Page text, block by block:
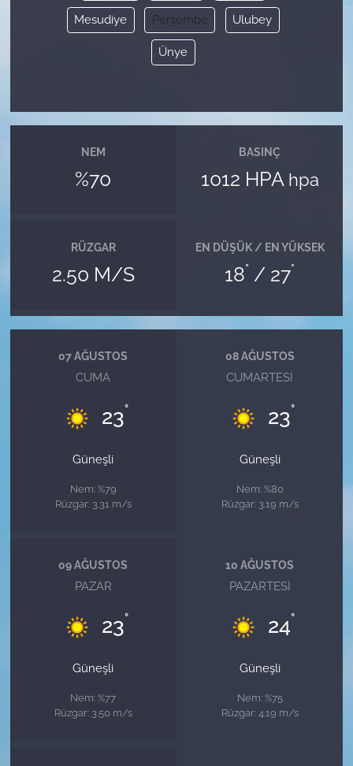
Mesudiye Perşembe Ulubey
Ünye
NEM
%70
BASINÇ
1012 HPA hpa
RÜZGAR
2.50 M/S
EN DÜŞÜK / EN YÜKSEK
18° / 27°
07 AĞUSTOS
CUMA
23°
Güneşli
Nem: %79
Rüzgar: 3.31 m/s
08 AĞUSTOS
CUMARTESI
23°
Güneşli
Nem: %80
Rüzgar: 3.19 m/s
09 AĞUSTOS
PAZAR
23°
Güneşli
Nem: %77
Rüzgar: 3.50 m/s
10 AĞUSTOS
PAZARTESI
24°
Güneşli
Nem: %75
Rüzgar: 4.19 m/s